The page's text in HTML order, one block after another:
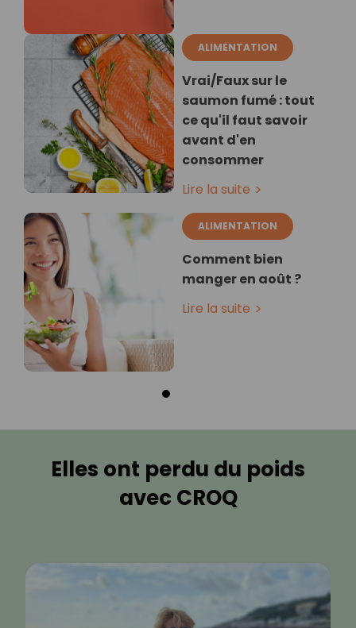
ALIMENTATION
Vrai/Faux sur le
saumon fumé : tout
ce qu'il faut savoir
avant d'en
consommer
Lire la suite
ALIMENTATION
Comment bien
manger en août ?
Lire la suite
Elles ont perdu du poids
avec CROQ